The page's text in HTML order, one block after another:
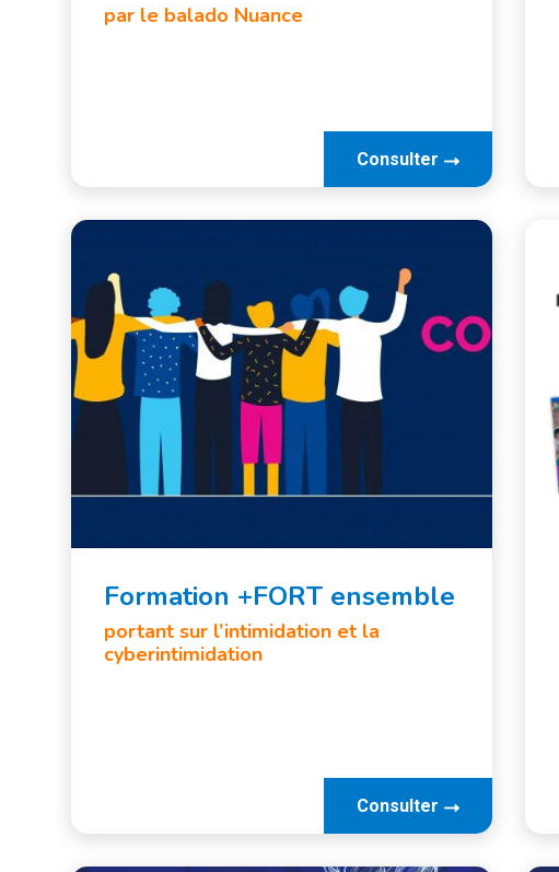
par le balado Nuance
Consulter
Formation +FORT ensemble
portant sur l’intimidation et la
cyberintimidation
Consulter